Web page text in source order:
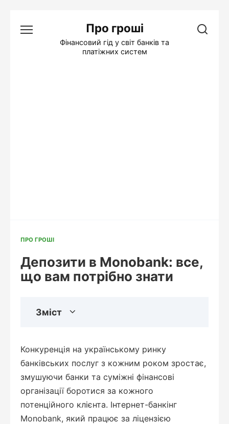
Про гроші
Фінансовий гід у світ банків та
платіжних систем
ПРО ГРОШІ
Депозити в Monobank: все,
що вам потрібно знати
Зміст
Конкуренція на українському ринку
банківських послуг з кожним роком зростає,
змушуючи банки та суміжні фінансові
організації боротися за кожного
потенційного клієнта. Інтернет-банкінг
Monobank, який працює за ліцензією